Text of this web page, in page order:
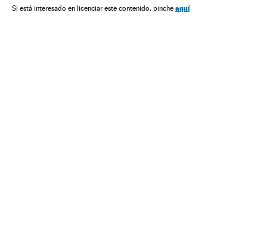
Conflitos Medicina Relações exteriores Religião
Si está interesado en licenciar este contenido, pinche aquí